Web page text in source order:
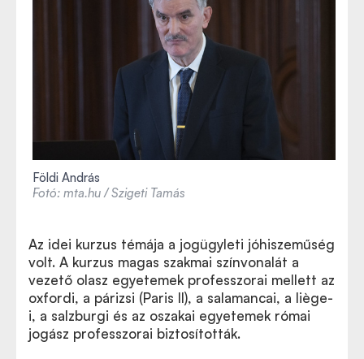
Földi András
Fotó: mta.hu / Szigeti Tamás
Az idei kurzus témája a jogügyleti jóhiszeműség
volt. A kurzus magas szakmai színvonalát a
vezető olasz egyetemek professzorai mellett az
oxfordi, a párizsi (Paris II), a salamancai, a liège-
i, a salzburgi és az oszakai egyetemek római
jogász professzorai biztosították.